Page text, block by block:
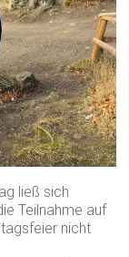
ließ sich
Teilnahme auf
nicht